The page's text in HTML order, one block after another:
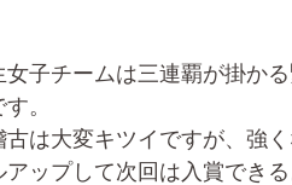
女子チームは三連覇が掛か
。
は大変キツイですが、強
アップして次回は入賞でき